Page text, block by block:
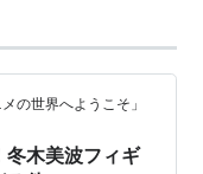
の世界へようこそ」
冬木美波フィギ